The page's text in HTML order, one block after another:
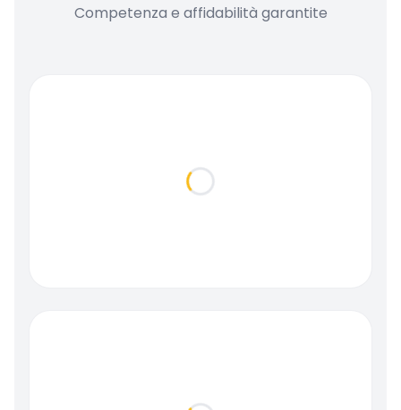
Competenza e affidabilità garantite
Loading...